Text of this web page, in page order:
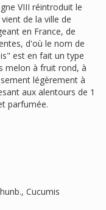
VIII réintroduit le
de la ville de
en France, de
d'où le nom de
est en fait un type
melon à fruit rond, à
légèrement à
aux alentours de 1
parfumée.
Cucumis